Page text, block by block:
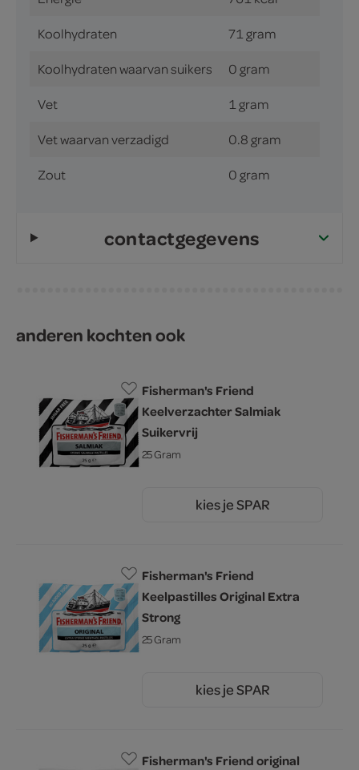
Koolhydraten 71 gram
Koolhydraten waarvan suikers 0 gram
Vet 1 gram
Vet waarvan verzadigd 0.8 gram
Zout 0 gram
contactgegevens
anderen kochten ook
Fisherman's Friend
Keelverzachter Salmiak
Suikervrij
25 Gram
kies je SPAR
Fisherman's Friend
Keelpastilles Original Extra
Strong
25 Gram
kies je SPAR
Fisherman's Friend original